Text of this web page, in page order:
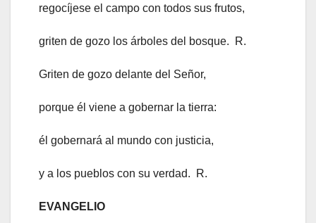
regocíjese el campo con todos sus frutos,
griten de gozo los árboles del bosque. R.
Griten de gozo delante del Señor,
porque él viene a gobernar la tierra:
él gobernará al mundo con justicia,
y a los pueblos con su verdad. R.
EVANGELIO